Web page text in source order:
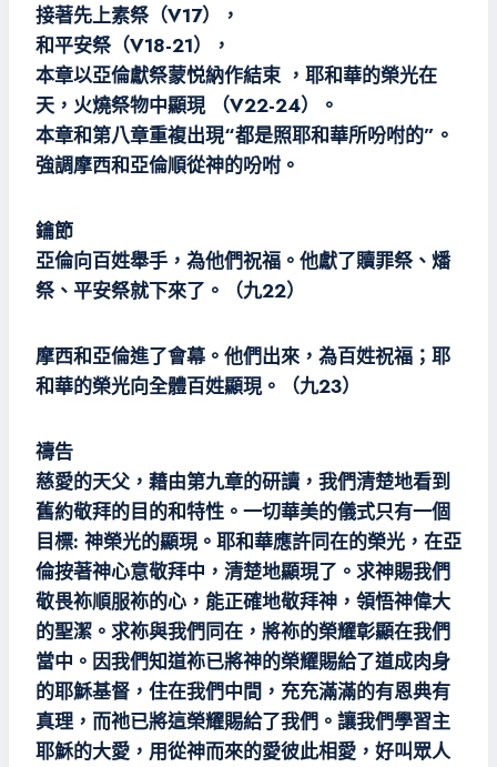
接著先上素祭（V17），
和平安祭（V18-21），
本章以亞倫獻祭蒙悦納作結束 ，耶和華的榮光在
天，火燒祭物中顯現 （V22-24）。
本章和第八章重複出現“都是照耶和華所吩咐的”。
強調摩西和亞倫順從神的吩咐。
鑰節
亞倫向百姓舉手，為他們祝福。他獻了贖罪祭、燔
祭、平安祭就下來了。（九22）
摩西和亞倫進了會幕。他們出來，為百姓祝福；耶
和華的榮光向全體百姓顯現。（九23）
禱告
慈愛的天父，藉由第九章的研讀，我們清楚地看到
舊約敬拜的目的和特性。一切華美的儀式只有一個
目標: 神榮光的顯現。耶和華應許同在的榮光，在亞
倫按著神心意敬拜中，清楚地顯現了。求神賜我們
敬畏袮順服袮的心，能正確地敬拜神，領悟神偉大
的聖潔。求袮與我們同在，將袮的榮耀彰顯在我們
當中。因我們知道袮已將神的榮耀賜給了道成肉身
的耶穌基督，住在我們中間，充充滿滿的有恩典有
真理，而祂已將這榮耀賜給了我們。讓我們學習主
耶穌的大愛，用從神而來的愛彼此相愛，好叫眾人